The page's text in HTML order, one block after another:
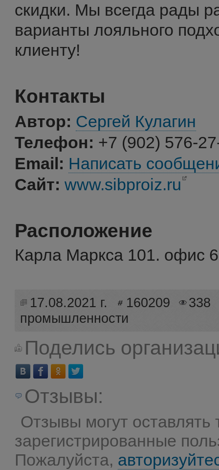
скидки. Мы всегда рады
варианты лояльного
клиенту!
Контакты
Автор: Сергей Кулагин
Телефон: +7 (902) 576-
Email: Написать
Сайт: www.sibproiz.ru
Расположение
Карла Маркса 101. офис
17.08.2021 г. 160209
338
промышленности
Поделись
Отзывы:
Отзывы могут оставлять
зарегистрированные
Пожалуйста,